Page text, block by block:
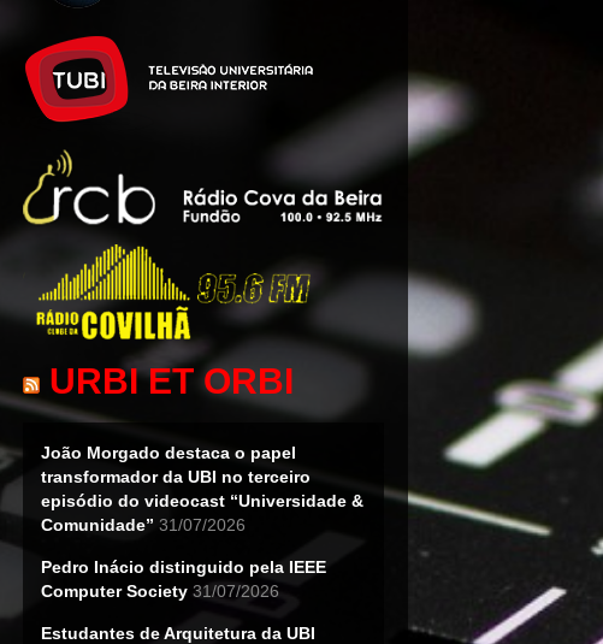
URBI ET ORBI
João Morgado destaca o papel
transformador da UBI no terceiro
episódio do videocast “Universidade &
Comunidade” 31/07/2026
Pedro Inácio distinguido pela IEEE
Computer Society 31/07/2026
Estudantes de Arquitetura da UBI